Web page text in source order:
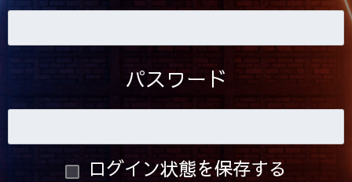
パスワード
ログイン状態を保存する